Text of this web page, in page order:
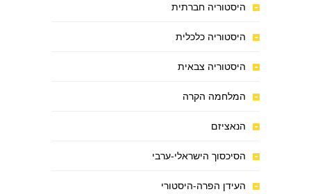
היסטוריה חברתית
היסטוריה כלכלית
היסטוריה צבאית
המלחמה הקרה
הנאציזם
הסיכסוך הישראלי-ערבי
העידן הפרה-היסטורי